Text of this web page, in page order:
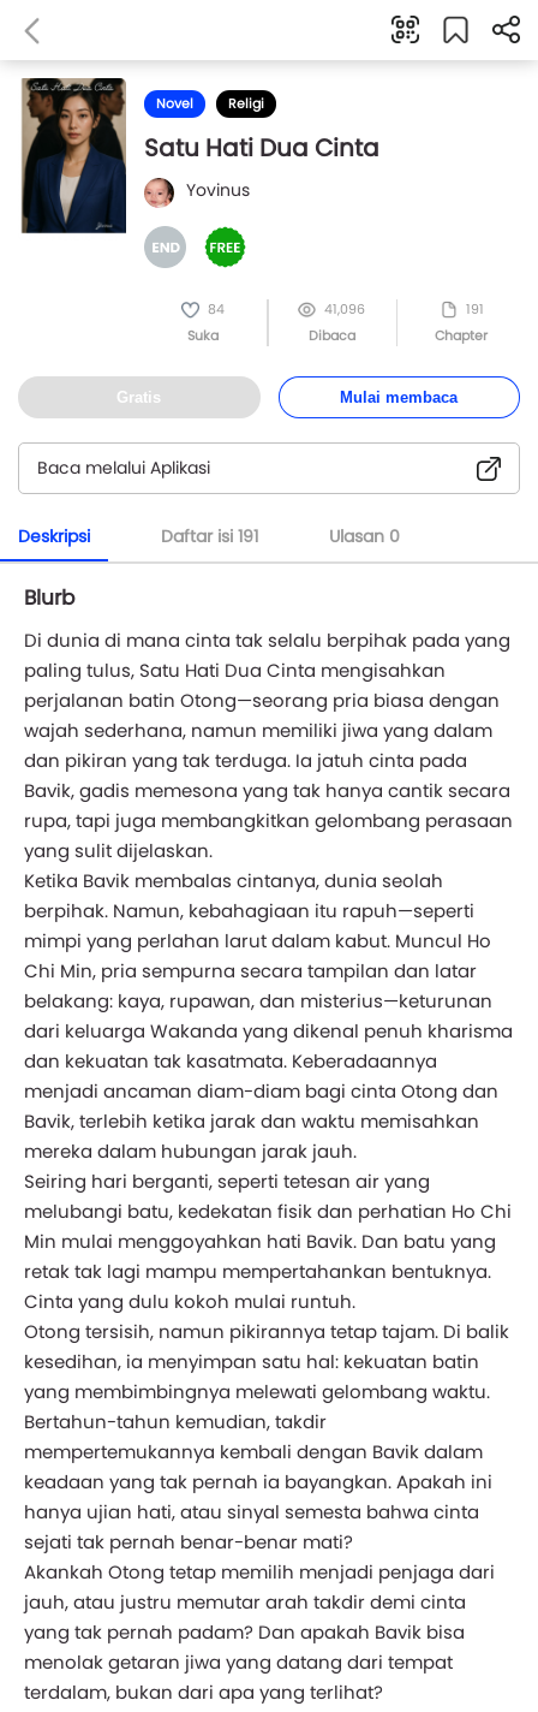
Novel Religi
Satu Hati Dua Cinta
Yovinus
84
Suka
41,096
Dibaca
191
Chapter
Gratis Mulai membaca
Baca melalui Aplikasi
Deskripsi Daftar isi 191 Ulasan 0
Blurb
Di dunia di mana cinta tak selalu berpihak pada yang
paling tulus, Satu Hati Dua Cinta mengisahkan
perjalanan batin Otong—seorang pria biasa dengan
wajah sederhana, namun memiliki jiwa yang dalam
dan pikiran yang tak terduga. Ia jatuh cinta pada
Bavik, gadis memesona yang tak hanya cantik secara
rupa, tapi juga membangkitkan gelombang perasaan
yang sulit dijelaskan.
Ketika Bavik membalas cintanya, dunia seolah
berpihak. Namun, kebahagiaan itu rapuh—seperti
mimpi yang perlahan larut dalam kabut. Muncul Ho
Chi Min, pria sempurna secara tampilan dan latar
belakang: kaya, rupawan, dan misterius—keturunan
dari keluarga Wakanda yang dikenal penuh kharisma
dan kekuatan tak kasatmata. Keberadaannya
menjadi ancaman diam-diam bagi cinta Otong dan
Bavik, terlebih ketika jarak dan waktu memisahkan
mereka dalam hubungan jarak jauh.
Seiring hari berganti, seperti tetesan air yang
melubangi batu, kedekatan fisik dan perhatian Ho Chi
Min mulai menggoyahkan hati Bavik. Dan batu yang
retak tak lagi mampu mempertahankan bentuknya.
Cinta yang dulu kokoh mulai runtuh.
Otong tersisih, namun pikirannya tetap tajam. Di balik
kesedihan, ia menyimpan satu hal: kekuatan batin
yang membimbingnya melewati gelombang waktu.
Bertahun-tahun kemudian, takdir
mempertemukannya kembali dengan Bavik dalam
keadaan yang tak pernah ia bayangkan. Apakah ini
hanya ujian hati, atau sinyal semesta bahwa cinta
sejati tak pernah benar-benar mati?
Akankah Otong tetap memilih menjadi penjaga dari
jauh, atau justru memutar arah takdir demi cinta
yang tak pernah padam? Dan apakah Bavik bisa
menolak getaran jiwa yang datang dari tempat
terdalam, bukan dari apa yang terlihat?